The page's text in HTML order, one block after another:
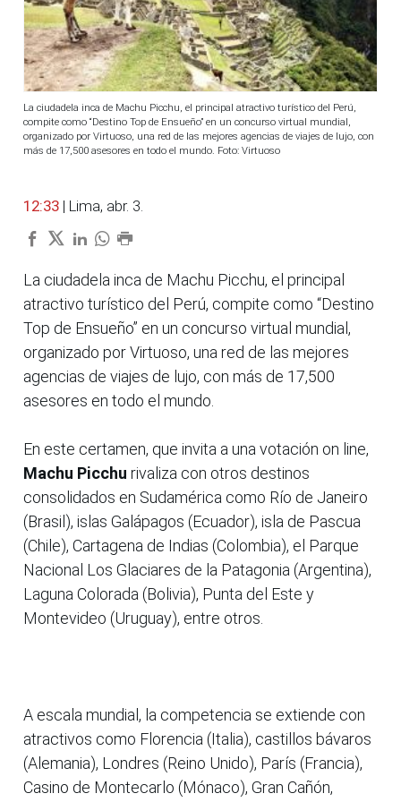
La ciudadela inca de Machu Picchu, el principal atractivo turístico del Perú,
compite como “Destino Top de Ensueño” en un concurso virtual mundial,
organizado por Virtuoso, una red de las mejores agencias de viajes de lujo, con
más de 17,500 asesores en todo el mundo. Foto: Virtuoso
12:33 | Lima, abr. 3.
La ciudadela inca de Machu Picchu, el principal
atractivo turístico del Perú, compite como “Destino
Top de Ensueño” en un concurso virtual mundial,
organizado por Virtuoso, una red de las mejores
agencias de viajes de lujo, con más de 17,500
asesores en todo el mundo.
En este certamen, que invita a una votación on line,
Machu Picchu rivaliza con otros destinos
consolidados en Sudamérica como Río de Janeiro
(Brasil), islas Galápagos (Ecuador), isla de Pascua
(Chile), Cartagena de Indias (Colombia), el Parque
Nacional Los Glaciares de la Patagonia (Argentina),
Laguna Colorada (Bolivia), Punta del Este y
Montevideo (Uruguay), entre otros.
A escala mundial, la competencia se extiende con
atractivos como Florencia (Italia), castillos bávaros
(Alemania), Londres (Reino Unido), París (Francia),
Casino de Montecarlo (Mónaco), Gran Cañón,